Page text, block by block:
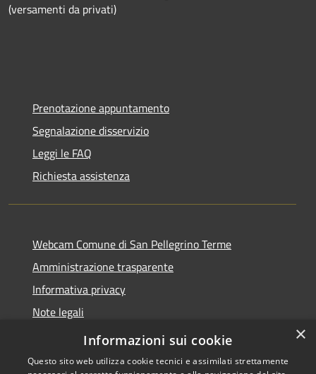
(versamenti da privati)
Prenotazione appuntamento
Segnalazione disservizio
Leggi le FAQ
Richiesta assistenza
Webcam Comune di San Pellegrino Terme
Amministrazione trasparente
Informativa privacy
Note legali
Dichiarazione di accessibilità
×
Informazioni sui cookie
Questo sito web utilizza cookie tecnici e assimilati strettamente